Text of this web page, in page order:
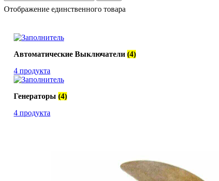
Отображение единственного товара
Автоматические Выключатели (4)
4 продукта
Генераторы (4)
4 продукта